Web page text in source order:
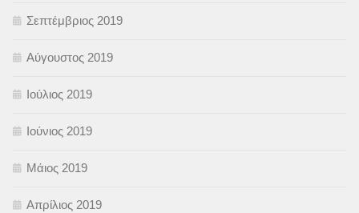
Σεπτέμβριος 2019
Αύγουστος 2019
Ιούλιος 2019
Ιούνιος 2019
Μάιος 2019
Απρίλιος 2019